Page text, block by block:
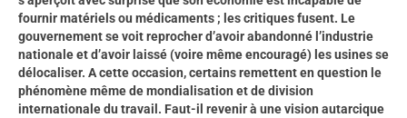
fournir matériels ou médicaments ; les critiques fusent. Le
gouvernement se voit reprocher d’avoir abandonné l’industrie
nationale et d’avoir laissé (voire même encouragé) les usines se
délocaliser. A cette occasion, certains remettent en question le
phénomène même de mondialisation et de division
internationale du travail. Faut-il revenir à une vision autarcique